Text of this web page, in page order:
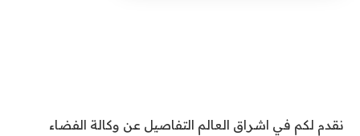
نقدم لكم في اشراق العالم التفاصيل عن وكالة الفضاء